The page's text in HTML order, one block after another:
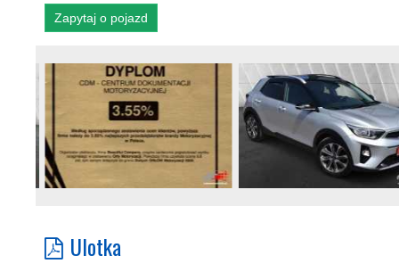
Zapytaj o pojazd
Ulotka